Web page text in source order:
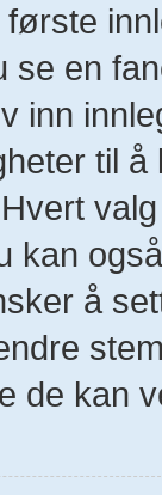
se en
inn
til
kan
å
de kan